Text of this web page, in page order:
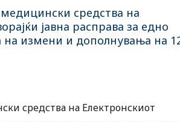
средства на
јавна расправа за едно
измени и дополнувања на
средства на Електронскиот